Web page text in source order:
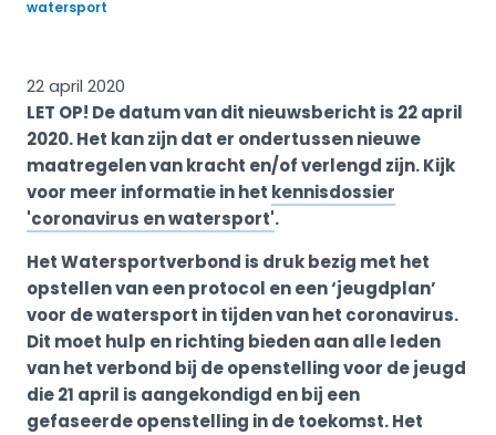
watersport
22 april 2020
LET OP! De datum van dit nieuwsbericht is 22 april
2020. Het kan zijn dat er ondertussen nieuwe
maatregelen van kracht en/of verlengd zijn. Kijk
voor meer informatie in het kennisdossier
'coronavirus en watersport'.
Het Watersportverbond is druk bezig met het
opstellen van een protocol en een ‘jeugdplan’
voor de watersport in tijden van het coronavirus.
Dit moet hulp en richting bieden aan alle leden
van het verbond bij de openstelling voor de jeugd
die 21 april is aangekondigd en bij een
gefaseerde openstelling in de toekomst. Het